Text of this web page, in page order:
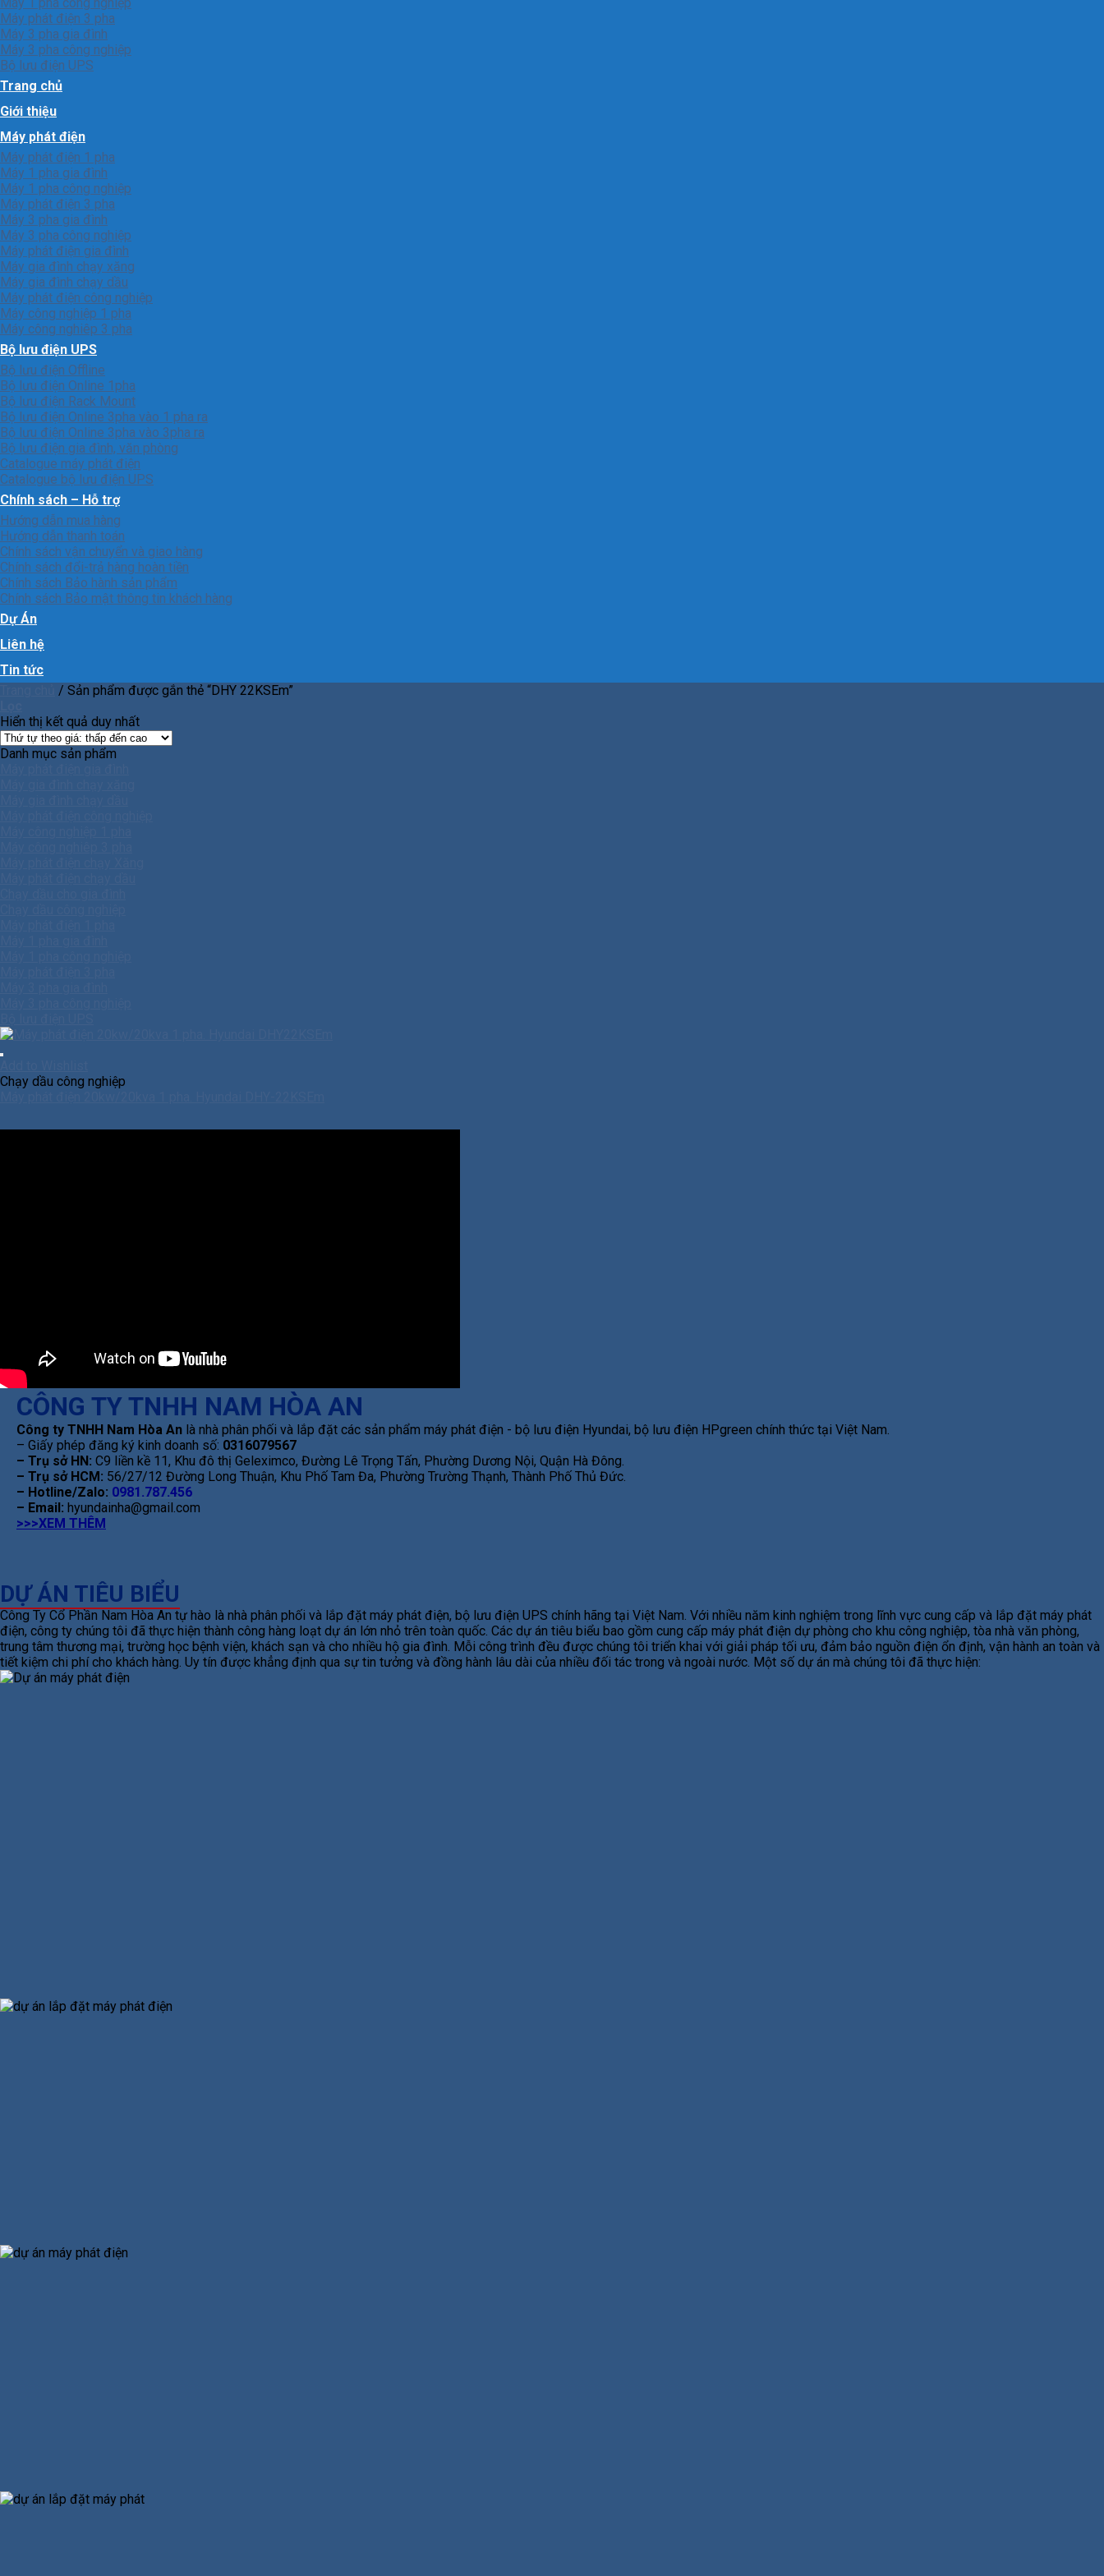
Máy phát điện 3 pha
Máy 3 pha gia đình
Máy 3 pha công nghiệp
Bộ lưu điện UPS
Trang chủ
Giới thiệu
Máy phát điện
Máy phát điện 1 pha
Máy 1 pha gia đình
Máy 1 pha công nghiệp
Máy phát điện 3 pha
Máy 3 pha gia đình
Máy 3 pha công nghiệp
Máy phát điện gia đình
Máy gia đình chạy xăng
Máy gia đình chạy dầu
Máy phát điện công nghiệp
Máy công nghiệp 1 pha
Máy công nghiêp 3 pha
Bộ lưu điện UPS
Bộ lưu điện Offline
Bộ lưu điện Online 1pha
Bộ lưu điện Rack Mount
Bộ lưu điện Online 3pha vào 1 pha ra
Bộ lưu điện Online 3pha vào 3pha ra
Bộ lưu điện gia đình, văn phòng
Catalogue máy phát điện
Catalogue bộ lưu điện UPS
Chính sách – Hỗ trợ
Hướng dẫn mua hàng
Hướng dẫn thanh toán
Chính sách vận chuyển và giao hàng
Chính sách đổi-trả hàng hoàn tiền
Chính sách Bảo hành sản phẩm
Chính sách Bảo mật thông tin khách hàng
Dự Án
Liên hệ
Tin tức
/ Sản phẩm được gắn thẻ “DHY 22KSEm”
Hiển thị kết quả duy nhất
Danh mục sản phẩm
Chạy dầu công nghiệp
CÔNG TY TNHH NAM HÒA AN
Công ty TNHH Nam Hòa An là nhà phân phối và lắp đặt các sản phẩm máy phát điện - bộ lưu điện Hyundai, bộ lưu điện HPgreen chính thức tại Việt Nam.
– Giấy phép đăng ký kinh doanh số: 0316079567
– Trụ sở HN: C9 liền kề 11, Khu đô thị Geleximco, Đường Lê Trọng Tấn, Phường Dương Nội, Quận Hà Đông.
– Trụ sở HCM: 56/27/12 Đường Long Thuận, Khu Phố Tam Đa, Phường Trường Thạnh, Thành Phố Thủ Đức.
– Hotline/Zalo: 0981.787.456
– Email: hyundainha@gmail.com
>>>XEM THÊM
DỰ ÁN TIÊU BIỂU
Công Ty Cổ Phần Nam Hòa An tự hào là nhà phân phối và lắp đặt máy phát điện, bộ lưu điện UPS chính hãng tại Việt Nam. Với nhiều năm kinh nghiệm trong lĩnh vực cung cấp và lắp đặt máy phát
điện, công ty chúng tôi đã thực hiện thành công hàng loạt dự án lớn nhỏ trên toàn quốc. Các dự án tiêu biểu bao gồm cung cấp máy phát điện dự phòng cho khu công nghiệp, tòa nhà văn phòng,
trung tâm thương mại, trường học bệnh viện, khách sạn và cho nhiều hộ gia đình. Mỗi công trình đều được chúng tôi triển khai với giải pháp tối ưu, đảm bảo nguồn điện ổn định, vận hành an toàn và
tiết kiệm chi phí cho khách hàng. Uy tín được khẳng định qua sự tin tưởng và đồng hành lâu dài của nhiều đối tác trong và ngoài nước. Một số dự án mà chúng tôi đã thực hiện: